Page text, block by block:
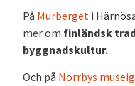
På Murberget i
mer om finländsk
byggnadskultur.
Och på Norrbys